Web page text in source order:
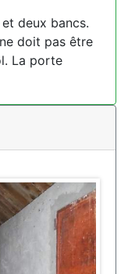
deux bancs.
doit pas être
La porte